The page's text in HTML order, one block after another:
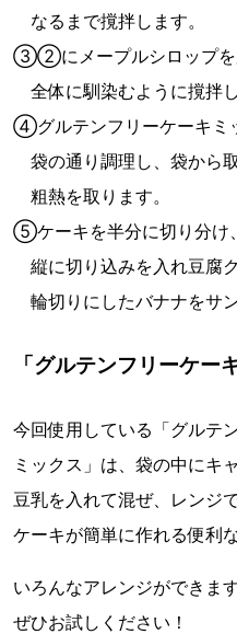
なるまで撹拌します。
③②にメープルシロップを
全体に馴染むように撹拌し
④グルテンフリーケーキミ
袋の通り調理し、袋から
粗熱を取ります。
⑤ケーキを半分に切り分け、
縦に切り込みを入れ豆腐
輪切りにしたバナナをサン
「グルテンフリーケー
今回使用している「グルテ
ミックス」は、袋の中にキ
豆乳を入れて混ぜ、レンジ
ケーキが簡単に作れる便利
いろんなアレンジができます
ぜひお試しください！